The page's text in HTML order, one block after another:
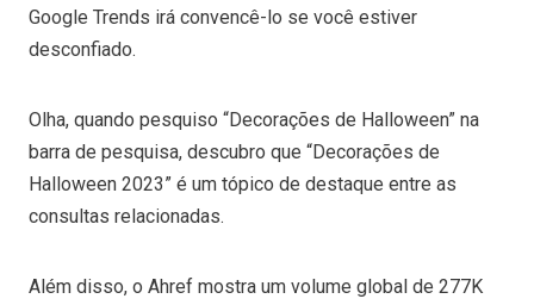
Google Trends irá convencê-lo se você estiver
desconfiado.
Olha, quando pesquiso “Decorações de Halloween” na
barra de pesquisa, descubro que “Decorações de
Halloween 2023” é um tópico de destaque entre as
consultas relacionadas.
Além disso, o Ahref mostra um volume global de 277K